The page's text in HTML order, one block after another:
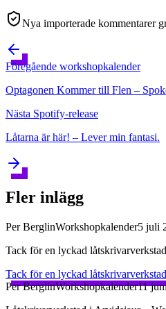
Nya importerade kommentarer
Föregående workshopkalender
Optagonen Kommer till Flen –
Nästa Spotify-release
Låtarna är här! – Lever min fantasi.
Fler inlägg
Per BerglinWorkshopkalender5 juli
Tack för en lyckad
Tack för en lyckad
Per BerglinWorkshopkalender11